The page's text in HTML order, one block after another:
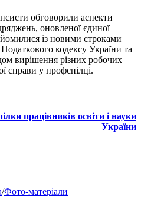
обговорили аспекти
оновленої єдиної
із новими строками
кодексу України та
вирішення різних робочих
справи у профспілці.
працівників освіти і науки
України
/Фото-матеріали